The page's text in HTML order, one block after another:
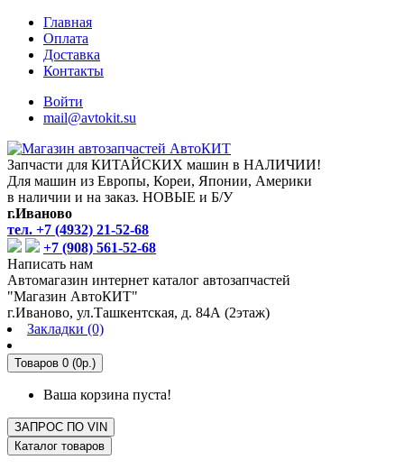
Главная
Оплата
Доставка
Контакты
Войти
mail@avtokit.su
Запчасти для КИТАЙСКИХ машин в НАЛИЧИИ!
Для машин из Европы, Кореи, Японии, Америки
в наличии и на заказ. НОВЫЕ и Б/У
г.Иваново
тел. +7 (4932) 21-52-68
+7 (908) 561-52-68
Написать нам
Автомагазин интернет каталог автозапчастей
"Магазин АвтоКИТ"
г.Иваново, ул.Ташкентская, д. 84А (2этаж)
Закладки (0)
Товаров 0 (0р.)
Ваша корзина пуста!
ЗАПРОС ПО VIN
Каталог товаров